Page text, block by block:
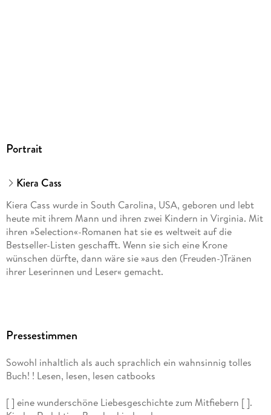
Portrait
Kiera Cass
Kiera Cass wurde in South Carolina, USA, geboren und lebt
heute mit ihrem Mann und ihren zwei Kindern in Virginia. Mit
ihren »Selection«-Romanen hat sie es weltweit auf die
Bestseller-Listen geschafft. Wenn sie sich eine Krone
wünschen dürfte, dann wäre sie »aus den (Freuden-)Tränen
ihrer Leserinnen und Leser« gemacht.
Pressestimmen
Sowohl inhaltlich als auch sprachlich ein wahnsinnig tolles
Buch! ! Lesen, lesen, lesen catbooks
[ ] eine wunderschöne Liebesgeschichte zum Mitfiebern [ ].